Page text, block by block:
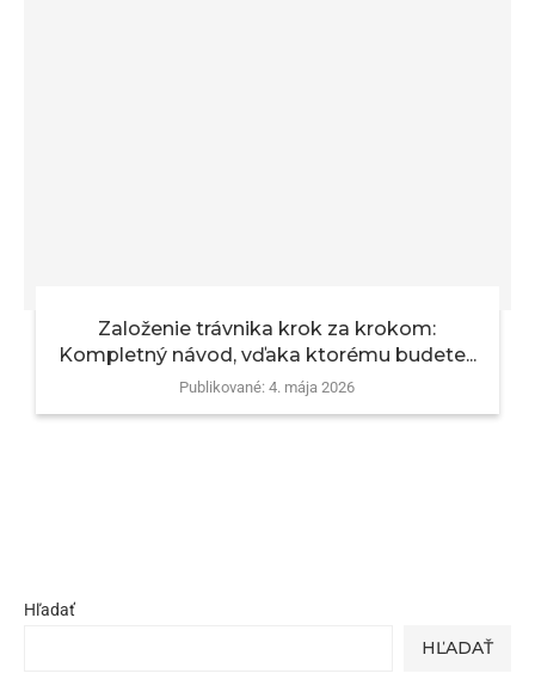
Založenie trávnika krok za krokom:
Kompletný návod, vďaka ktorému budete...
Publikované: 4. mája 2026
Hľadať
HĽADAŤ